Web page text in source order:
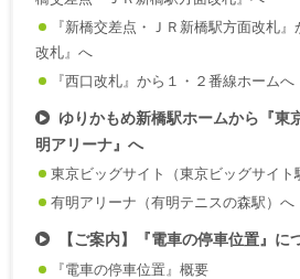
『新橋交差点・ＪＲ新橋駅方面改札
改札』へ
『西口改札』から１・２番線ホームへ
ゆりかもめ新橋駅ホームから『東
明アリーナ』へ
東京ビッグサイト（東京ビッグサイト
有明アリーナ（有明テニスの森駅）へ
【ご案内】『電車の停車位置』に
『電車の停車位置』概要